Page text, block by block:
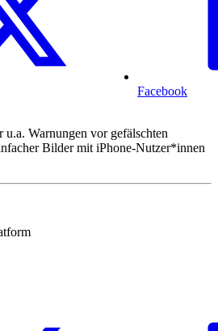
Facebook
Warnungen vor gefälschten
Bilder mit iPhone-Nutzer*innen